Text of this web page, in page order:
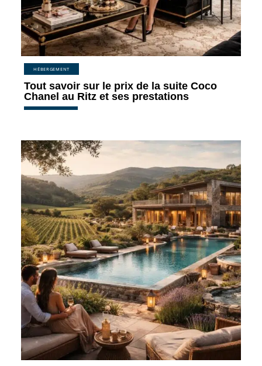
HÉBERGEMENT
Tout savoir sur le prix de la suite Coco
Chanel au Ritz et ses prestations